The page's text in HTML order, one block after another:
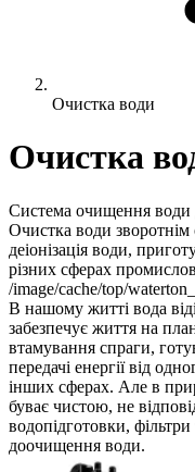
Очистка води
Очистка
Система очищення води
Очистка води
деіонізація води,
різних сферах
/image/cache/top/
В нашому житті вода
забезпечує життя на
втамування спраги,
передачі енергії від
інших сферах. Але в
буває чистою, не
водопідготовки,
доочищення води.